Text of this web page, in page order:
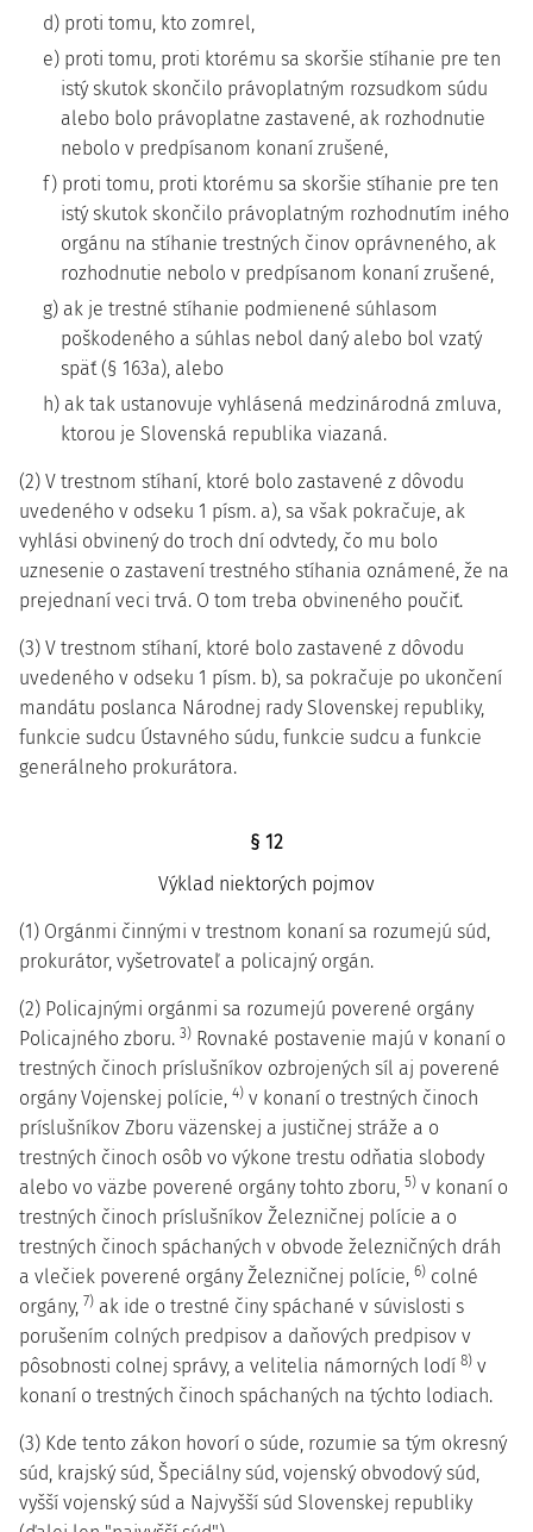
d) proti tomu, kto zomrel,
e) proti tomu, proti ktorému sa skoršie stíhanie pre ten
istý skutok skončilo právoplatným rozsudkom súdu
alebo bolo právoplatne zastavené, ak rozhodnutie
nebolo v predpísanom konaní zrušené,
f) proti tomu, proti ktorému sa skoršie stíhanie pre ten
istý skutok skončilo právoplatným rozhodnutím iného
orgánu na stíhanie trestných činov oprávneného, ak
rozhodnutie nebolo v predpísanom konaní zrušené,
g) ak je trestné stíhanie podmienené súhlasom
poškodeného a súhlas nebol daný alebo bol vzatý
späť (§ 163a), alebo
h) ak tak ustanovuje vyhlásená medzinárodná zmluva,
ktorou je Slovenská republika viazaná.
(2) V trestnom stíhaní, ktoré bolo zastavené z dôvodu
uvedeného v odseku 1 písm. a), sa však pokračuje, ak
vyhlási obvinený do troch dní odvtedy, čo mu bolo
uznesenie o zastavení trestného stíhania oznámené, že na
prejednaní veci trvá. O tom treba obvineného poučiť.
(3) V trestnom stíhaní, ktoré bolo zastavené z dôvodu
uvedeného v odseku 1 písm. b), sa pokračuje po ukončení
mandátu poslanca Národnej rady Slovenskej republiky,
funkcie sudcu Ústavného súdu, funkcie sudcu a funkcie
generálneho prokurátora.
§ 12
Výklad niektorých pojmov
(1) Orgánmi činnými v trestnom konaní sa rozumejú súd,
prokurátor, vyšetrovateľ a policajný orgán.
(2) Policajnými orgánmi sa rozumejú poverené orgány
Policajného zboru. 3) Rovnaké postavenie majú v konaní o
trestných činoch príslušníkov ozbrojených síl aj poverené
orgány Vojenskej polície, 4) v konaní o trestných činoch
príslušníkov Zboru väzenskej a justičnej stráže a o
trestných činoch osôb vo výkone trestu odňatia slobody
alebo vo väzbe poverené orgány tohto zboru, 5) v konaní o
trestných činoch príslušníkov Železničnej polície a o
trestných činoch spáchaných v obvode železničných dráh
a vlečiek poverené orgány Železničnej polície, 6) colné
orgány, 7) ak ide o trestné činy spáchané v súvislosti s
porušením colných predpisov a daňových predpisov v
pôsobnosti colnej správy, a velitelia námorných lodí 8) v
konaní o trestných činoch spáchaných na týchto lodiach.
(3) Kde tento zákon hovorí o súde, rozumie sa tým okresný
súd, krajský súd, Špeciálny súd, vojenský obvodový súd,
vyšší vojenský súd a Najvyšší súd Slovenskej republiky